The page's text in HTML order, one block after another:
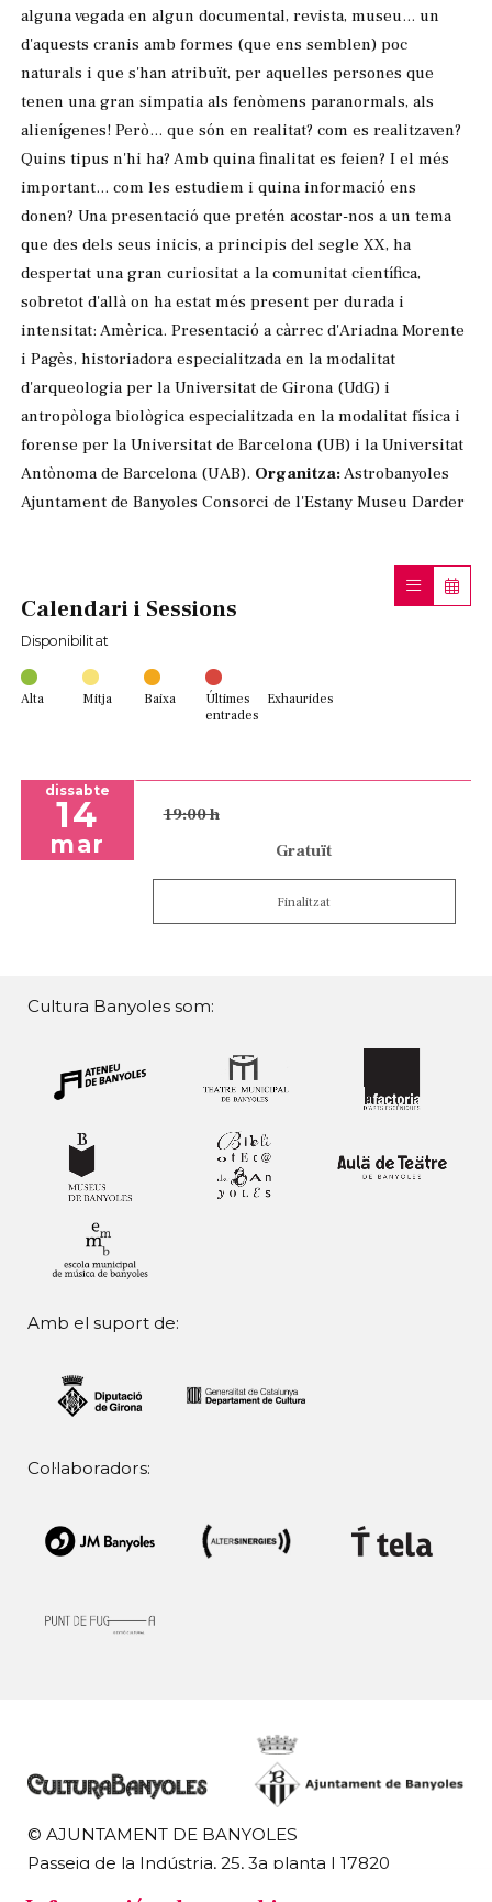
alguna vegada en algun documental, revista, museu... un
d'aquests cranis amb formes (que ens semblen) poc
naturals i que s'han atribuït, per aquelles persones que
tenen una gran simpatia als fenòmens paranormals, als
alienígenes! Però... que són en realitat? com es realitzaven?
Quins tipus n'hi ha? Amb quina finalitat es feien? I el més
important... com les estudiem i quina informació ens
donen? Una presentació que pretén acostar-nos a un tema
que des dels seus inicis, a principis del segle XX, ha
despertat una gran curiositat a la comunitat científica,
sobretot d'allà on ha estat més present per durada i
intensitat: Amèrica. Presentació a càrrec d'Ariadna Morente
i Pagès, historiadora especialitzada en la modalitat
d'arqueologia per la Universitat de Girona (UdG) i
antropòloga biològica especialitzada en la modalitat física i
forense per la Universitat de Barcelona (UB) i la Universitat
Antònoma de Barcelona (UAB). Organitza:Astrobanyoles
Ajuntament de Banyoles Consorci de l'Estany Museu Darder
Calendari i Sessions
Disponibilitat
Alta Mitja Baixa
Últimes
entrades
Exhaurides
dissabte
14
mar
19:00 h
Gratuït
Finalitzat
Cultura Banyoles som:
Amb el suport de:
Col·laboradors:
© AJUNTAMENT DE BANYOLES
Passeig de la Indústria, 25, 3a planta | 17820